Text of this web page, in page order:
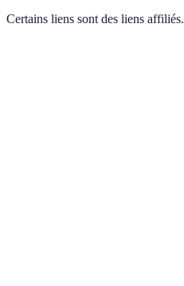
Certains liens sont des liens affiliés.